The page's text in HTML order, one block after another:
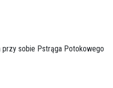
przy sobie Pstrąga Potokowego